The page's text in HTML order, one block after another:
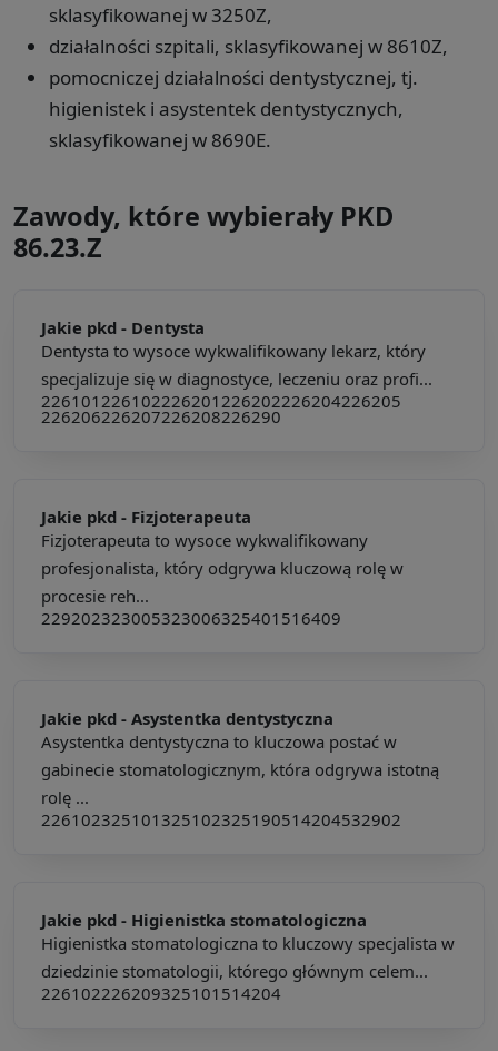
sklasyfikowanej w 3250Z,
działalności szpitali, sklasyfikowanej w 8610Z,
pomocniczej działalności dentystycznej, tj.
higienistek i asystentek dentystycznych,
sklasyfikowanej w 8690E.
Zawody, które wybierały PKD
86.23.Z
Jakie pkd - Dentysta
Dentysta to wysoce wykwalifikowany lekarz, który
specjalizuje się w diagnostyce, leczeniu oraz profi...
226101 226102226201 226202226204226205
226206226207226208226290
Jakie pkd - Fizjoterapeuta
Fizjoterapeuta to wysoce wykwalifikowany
profesjonalista, który odgrywa kluczową rolę w
procesie reh...
229202323005323006325401 516409
Jakie pkd - Asystentka dentystyczna
Asystentka dentystyczna to kluczowa postać w
gabinecie stomatologicznym, która odgrywa istotną
rolę ...
226102325101325102325190514204532902
Jakie pkd - Higienistka stomatologiczna
Higienistka stomatologiczna to kluczowy specjalista w
dziedzinie stomatologii, którego głównym celem...
226102226209325101 514204